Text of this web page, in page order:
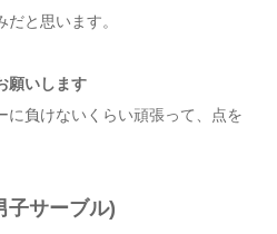
と思います。
願いします
に負けないくらい頑張って、点を
子サーブル)